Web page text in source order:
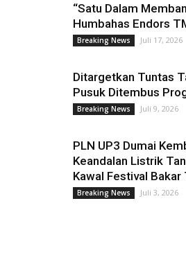
“Satu Dalam
Humbahas Endors
Breaking News Juli 17, 2026
Ditargetkan Tuntas
Pusuk Ditembus
Breaking News Juli 9, 2026
PLN UP3 Dumai
Keandalan Listrik
Kawal Festival Bakar
Breaking News Juli 3, 2026